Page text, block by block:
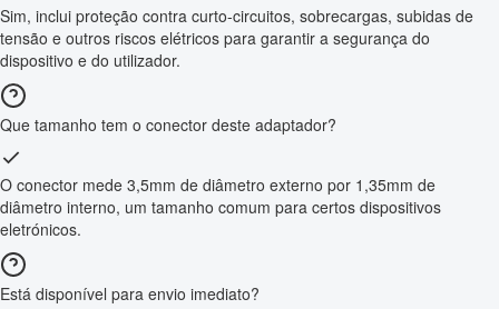
Sim, inclui proteção contra curto-circuitos, sobrecargas, subidas de
tensão e outros riscos elétricos para garantir a segurança do
dispositivo e do utilizador.
Que tamanho tem o conector deste adaptador?
O conector mede 3,5mm de diâmetro externo por 1,35mm de
diâmetro interno, um tamanho comum para certos dispositivos
eletrónicos.
Está disponível para envio imediato?